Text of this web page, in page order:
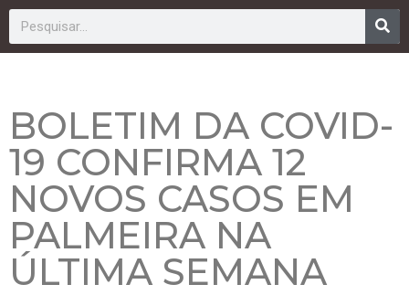
BOLETIM DA COVID-
19 CONFIRMA 12
NOVOS CASOS EM
PALMEIRA NA
ÚLTIMA SEMANA